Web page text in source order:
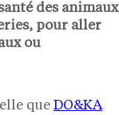
des animaux
pour aller
ou
que DO&KA